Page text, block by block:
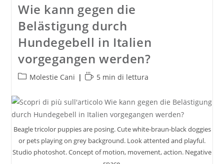
LEITLINIE
Wie kann gegen die
Belästigung durch
Hundegebell in Italien
vorgegangen werden?
Categoria
Molestie Cani
Tempo
lettura:
5 min di lettura
Beagle tricolor puppies are posing. Cute white-braun-black doggies
or pets playing on grey background. Look attented and playful.
Studio photoshot. Concept of motion, movement, action. Negative